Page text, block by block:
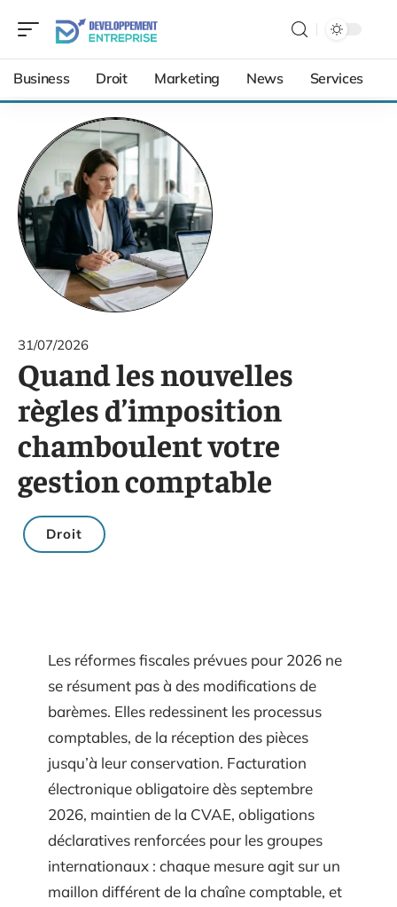
Business Droit Marketing News Services
31/07/2026
Quand les nouvelles
règles d’imposition
chamboulent votre
gestion comptable
Droit
Les réformes fiscales prévues pour 2026 ne
se résument pas à des modifications de
barèmes. Elles redessinent les processus
comptables, de la réception des pièces
jusqu’à leur conservation. Facturation
électronique obligatoire dès septembre
2026, maintien de la CVAE, obligations
déclaratives renforcées pour les groupes
internationaux : chaque mesure agit sur un
maillon différent de la chaîne comptable, et